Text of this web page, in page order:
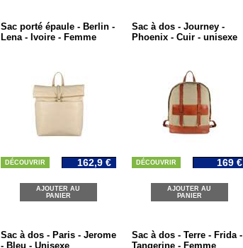
Sac porté épaule - Berlin -
Lena - Ivoire - Femme
DÉCOUVRIR 162,9 €
AJOUTER AU
PANIER
Sac à dos - Journey -
Phoenix - Cuir - unisexe
DÉCOUVRIR 169 €
AJOUTER AU
PANIER
Sac à dos - Paris - Jerome
- Bleu - Unisexe
Sac à dos - Terre - Frida -
Tangerine - Femme